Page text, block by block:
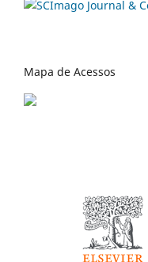
Mapa de Acessos